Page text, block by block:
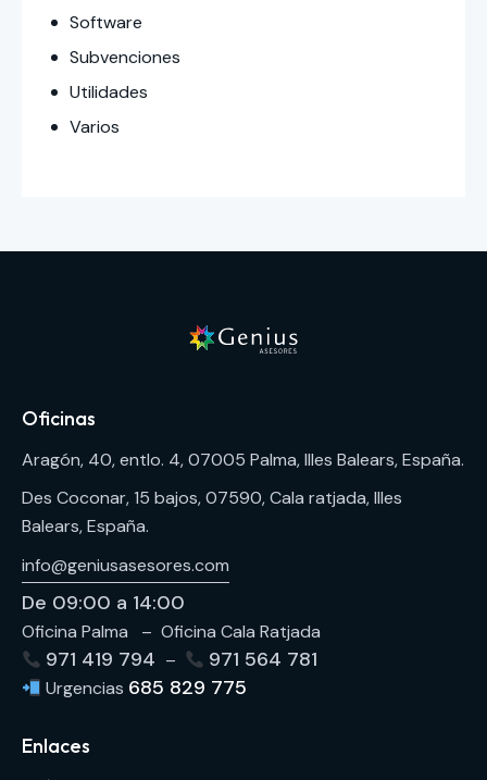
Software
Subvenciones
Utilidades
Varios
Oficinas
Aragón, 40, entlo. 4, 07005 Palma, Illes Balears, España.
Des Coconar, 15 bajos, 07590, Cala ratjada, Illes
Balears, España.
info@geniusasesores.com
De 09:00 a 14:00
Oficina Palma – Oficina Cala Ratjada
971 419 794 – 971 564 781
Urgencias 685 829 775
Enlaces